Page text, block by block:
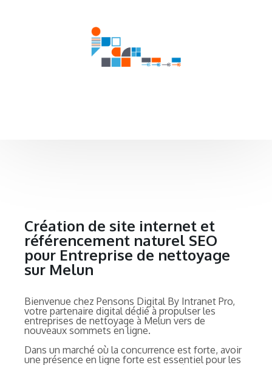
Création de site internet et
référencement naturel SEO
pour Entreprise de nettoyage
sur Melun
Bienvenue chez Pensons Digital By Intranet Pro,
votre partenaire digital dédié à propulser les
entreprises de nettoyage à Melun vers de
nouveaux sommets en ligne.
Dans un marché où la concurrence est forte, avoir
une présence en ligne forte est essentiel pour les